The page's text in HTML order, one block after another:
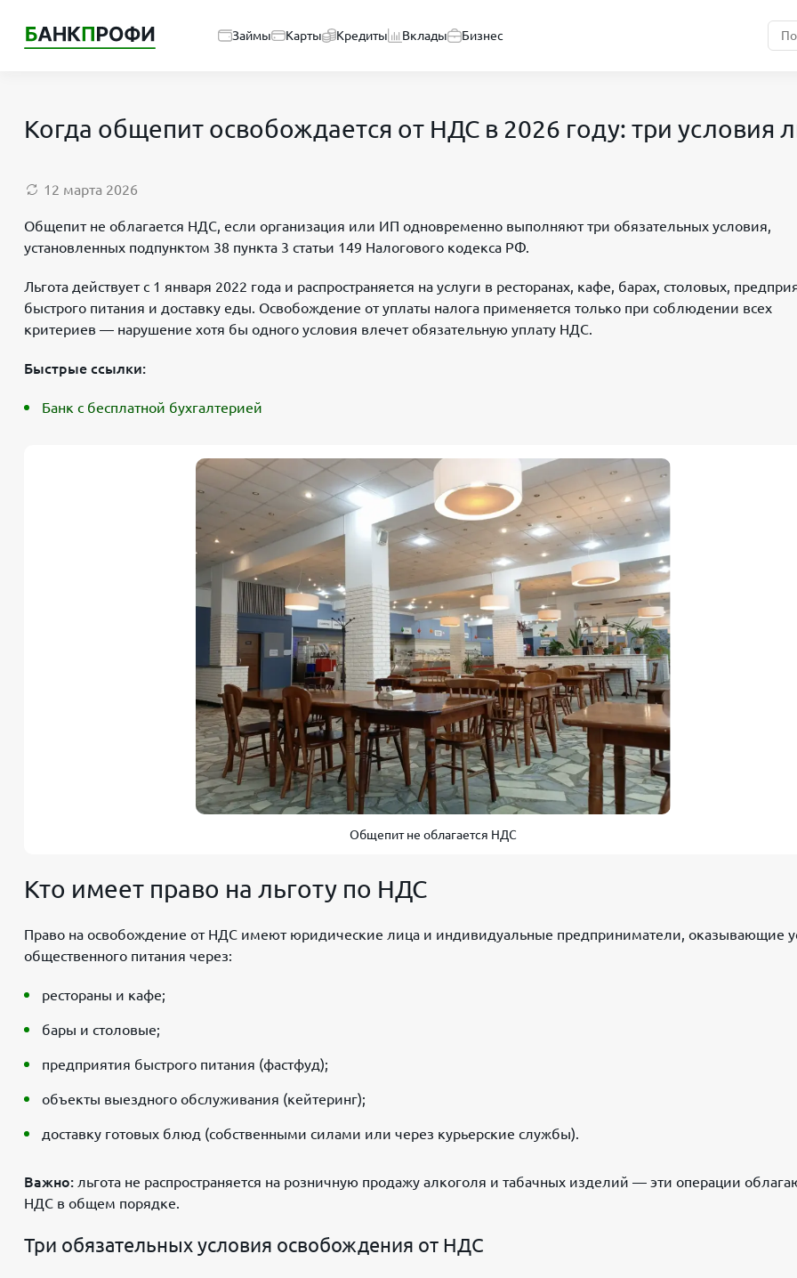
Займы Карты Кредиты Вклады Бизнес
Когда общепит освобождается от НДС в 2026 году: три условия
12 марта 2026
Общепит не облагается НДС, если организация или ИП одновременно выполняют три обязательных условия,
установленных подпунктом 38 пункта 3 статьи 149 Налогового кодекса РФ.
Льгота действует с 1 января 2022 года и распространяется на услуги в ресторанах, кафе, барах, столовых,
быстрого питания и доставку еды. Освобождение от уплаты налога применяется только при соблюдении всех
критериев — нарушение хотя бы одного условия влечет обязательную уплату НДС.
Быстрые ссылки:
Банк с бесплатной бухгалтерией
Общепит не облагается НДС
Кто имеет право на льготу по НДС
Право на освобождение от НДС имеют юридические лица и индивидуальные предприниматели, оказывающие
общественного питания через:
рестораны и кафе;
бары и столовые;
предприятия быстрого питания (фастфуд);
объекты выездного обслуживания (кейтеринг);
доставку готовых блюд (собственными силами или через курьерские службы).
Важно: льгота не распространяется на розничную продажу алкоголя и табачных изделий — эти операции
НДС в общем порядке.
Три обязательных условия освобождения от НДС